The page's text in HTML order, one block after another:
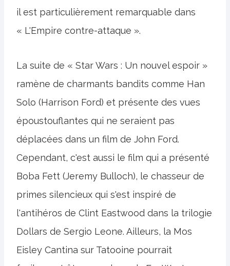
il est particulièrement remarquable dans
« L'Empire contre-attaque ».
La suite de « Star Wars : Un nouvel espoir »
ramène de charmants bandits comme Han
Solo (Harrison Ford) et présente des vues
époustouflantes qui ne seraient pas
déplacées dans un film de John Ford.
Cependant, c'est aussi le film qui a présenté
Boba Fett (Jeremy Bulloch), le chasseur de
primes silencieux qui s'est inspiré de
l'antihéros de Clint Eastwood dans la trilogie
Dollars de Sergio Leone. Ailleurs, la Mos
Eisley Cantina sur Tatooine pourrait